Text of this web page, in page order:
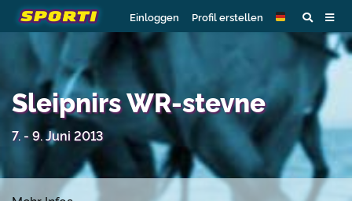
Einloggen Profil erstellen
Sleipnirs WR-stevne
7. - 9. Juni 2013